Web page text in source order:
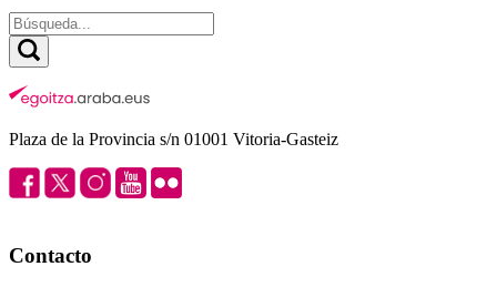
Plaza de la Provincia s/n 01001 Vitoria-Gasteiz
Contacto